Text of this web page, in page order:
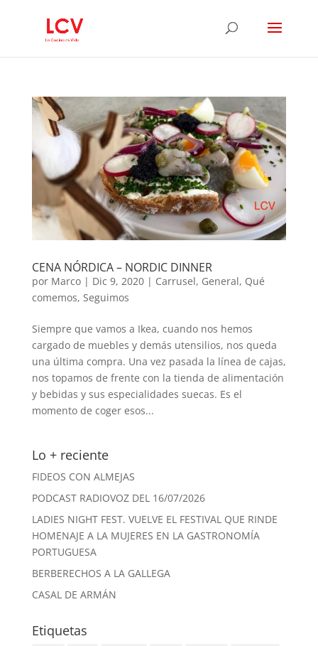
CENA NÓRDICA – NORDIC DINNER
por Marco| Dic 9, 2020| Carrusel, General, Qué
comemos, Seguimos
Siempre que vamos a Ikea, cuando nos hemos
cargado de muebles y demás utensilios, nos queda
una última compra. Una vez pasada la línea de cajas,
nos topamos de frente con la tienda de alimentación
y bebidas y sus especialidades suecas. Es el
momento de coger esos...
Lo + reciente
FIDEOS CON ALMEJAS
PODCAST RADIOVOZ DEL 16/07/2026
LADIES NIGHT FEST. VUELVE EL FESTIVAL QUE RINDE
HOMENAJE A LA MUJERES EN LA GASTRONOMÍA
PORTUGUESA
BERBERECHOS A LA GALLEGA
CASAL DE ARMÁN
Etiquetas